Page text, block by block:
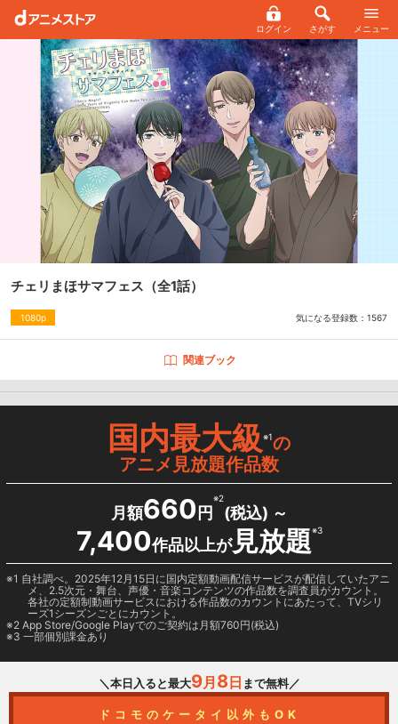
ログイン さがす メニュー
チェリまほサマフェス （全1話）
1080p 気になる登録数： 1567
関連ブック
国内最大級※1の
アニメ見放題作品数
月額660 円
※2
(税込) ～
7,400作品以上が見放題※3
1 自社調べ。2025年12月15日に国内定額動画配信サービスが配信していたアニ
メ、2.5次元・舞台、声優・音楽コンテンツの作品数を調査員がカウント。
各社の定額制動画サービスにおける作品数のカウントにあたって、TVシリ
ーズ1シーズンごとにカウント。
2 App Store/Google Playでのご契約は月額760円(税込)
3 一部個別課金あり
＼本日入ると最大9月 8日 まで無料／
ドコモのケータイ以外もOK